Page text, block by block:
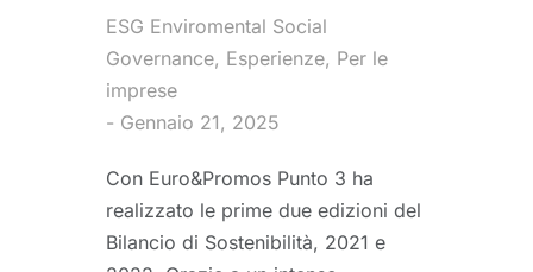
ESG Enviromental Social
Governance, Esperienze, Per le
imprese
Gennaio 21, 2025
Con Euro&Promos Punto 3 ha
realizzato le prime due edizioni del
Bilancio di Sostenibilità, 2021 e